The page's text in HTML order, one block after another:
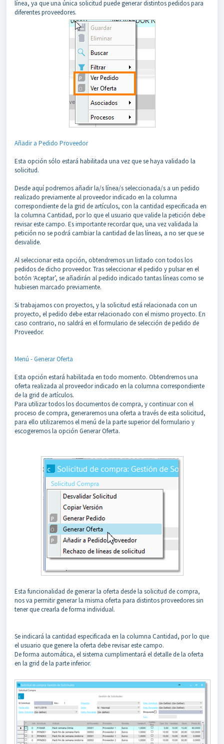
línea, ya que una única solicitud puede generar distintos pedidos para
diferentes proveedores.
Añadir a Pedido Proveedor
Esta opción sólo estará habilitada una vez que se haya validado la
solicitud.
Desde aquí podremos añadir la/s línea/s seleccionada/s a un pedido
realizado previamente al proveedor indicado en la columna
correspondiente de la grid de artículos, con la cantidad especificada en
la columna Cantidad, por lo que el usuario que valide la petición debe
revisar este campo. Es importante recordar que, una vez validada la
petición no se podrá cambiar la cantidad de las líneas, a no ser que se
desvalide.
Al seleccionar esta opción, obtendremos un listado con todos los
pedidos de dicho proveedor. Tras seleccionar el pedido y pulsar en el
botón ‘Aceptar’, se añadirán al pedido indicado tantas líneas como se
hubiesen marcado previamente.
Si trabajamos con proyectos, y la solicitud está relacionada con un
proyecto, el pedido debe estar relacionado con el mismo proyecto. En
caso contrario, no saldrá en el formulario de selección de pedido de
Proveedor.
Menú - Generar Oferta
Esta opción estará habilitada en todo momento. Obtendremos una
oferta realizada al proveedor indicado en la columna correspondiente
de la grid de artículos.
Para utilizar todos los documentos de compra, y continuar con el
proceso de compra, generaremos una oferta a través de esta solicitud,
para ello utilizaremos el menú de la parte superior del formulario y
escogeremos la opción Generar Oferta.
Esta funcionalidad de generar la oferta desde la solicitud de compra,
nos va permitir generar la misma oferta para distintos proveedores sin
tener que crearla de forma individual.
Se indicará la cantidad especificada en la columna Cantidad, por lo que
el usuario que genere la oferta debe revisar este campo.
De forma automática, el sistema cumplimentará el detalle de la oferta
en la grid de la parte inferior.